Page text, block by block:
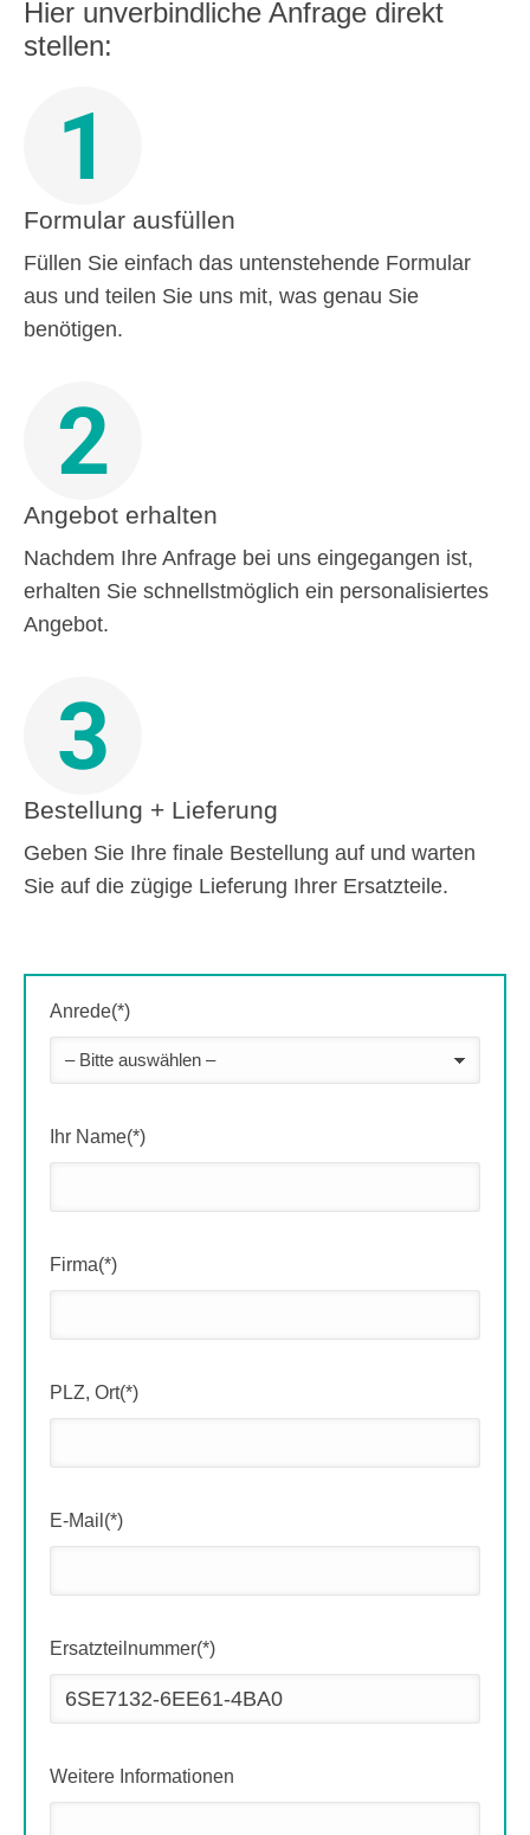
Hier unverbindliche Anfrage direkt
stellen:
1
Formular ausfüllen
Füllen Sie einfach das untenstehende Formular
aus und teilen Sie uns mit, was genau Sie
benötigen.
2
Angebot erhalten
Nachdem Ihre Anfrage bei uns eingegangen ist,
erhalten Sie schnellstmöglich ein personalisiertes
Angebot.
3
Bestellung + Lieferung
Geben Sie Ihre finale Bestellung auf und warten
Sie auf die zügige Lieferung Ihrer Ersatzteile.
Anrede(*)
Ihr Name(*)
Firma(*)
PLZ, Ort(*)
E-Mail(*)
Ersatzteilnummer(*)
Weitere Informationen